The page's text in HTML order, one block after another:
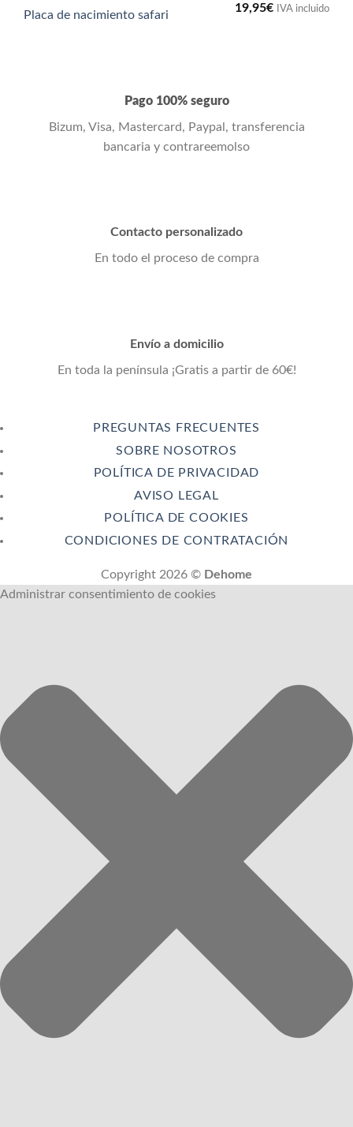
Placa de nacimiento safari
19,95€ IVA incluido
Pago 100% seguro
Bizum, Visa, Mastercard, Paypal, transferencia
bancaria y contrareemolso
Contacto personalizado
En todo el proceso de compra
Envío a domicilio
En toda la península ¡Gratis a partir de 60€!
PREGUNTAS FRECUENTES
SOBRE NOSOTROS
POLÍTICA DE PRIVACIDAD
AVISO LEGAL
POLÍTICA DE COOKIES
CONDICIONES DE CONTRATACIÓN
Copyright 2026 © Dehome
Administrar consentimiento de cookies